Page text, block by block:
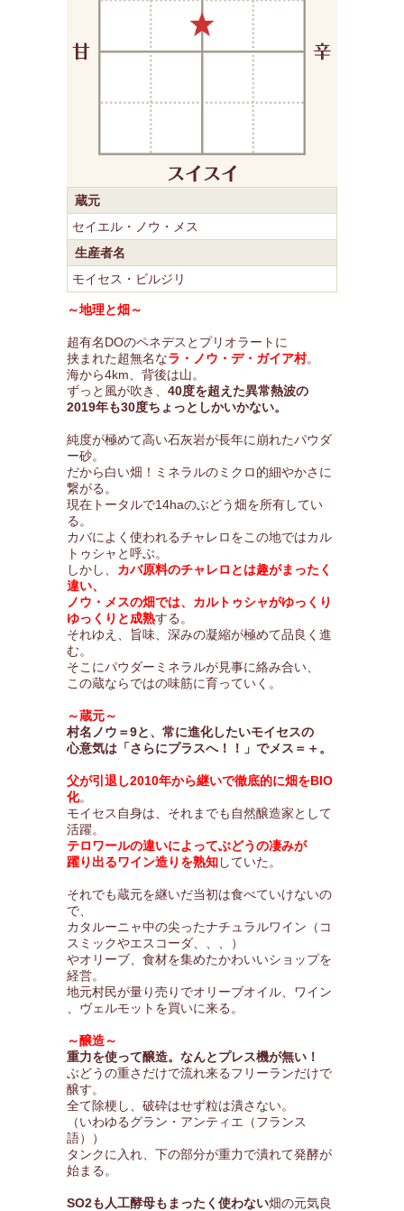
蔵元
セイエル・ノウ・メス
生産者名
モイセス・ビルジリ
～地理と畑～
超有名DOのペネデスとプリオラートに
挟まれた超無名なラ・ノウ・デ・ガイア村。
海から4km、背後は山。
ずっと風が吹き、 40度を超えた異常熱波の
2019年も30度ちょっとしかいかない。
純度が極めて高い石灰岩が長年に崩れたパウダ
ー砂。
だから白い畑！ミネラルのミクロ的細やかさに
繋がる。
現在トータルで14haのぶどう畑を所有してい
る。
カバによく使われるチャレロをこの地ではカル
トゥシャと呼ぶ。
しかし、 カバ原料のチャレロとは趣がまったく
違い、
ノウ・メスの畑では、カルトゥシャがゆっくり
ゆっくりと成熟する。
それゆえ、旨味、深みの凝縮が極めて品良く進
む。
そこにパウダーミネラルが見事に絡み合い、
この蔵ならではの味筋に育っていく。
～蔵元～
村名ノウ＝9と、常に進化したいモイセスの
心意気は「さらにプラスへ！！」でメス＝＋。
父が引退し2010年から継いで徹底的に畑をBIO
化。
モイセス自身は、それまでも自然醸造家として
活躍。
テロワールの違いによってぶどうの凄みが
躍り出るワイン造りを熟知していた。
それでも蔵元を継いだ当初は食べていけないの
で、
カタルーニャ中の尖ったナチュラルワイン（コ
スミックやエスコーダ、、、）
やオリーブ、食材を集めたかわいいショップを
経営。
地元村民が量り売りでオリーブオイル、ワイン
、ヴェルモットを買いに来る。
～醸造～
重力を使って醸造。なんとプレス機が無い！
ぶどうの重さだけで流れ来るフリーランだけで
醸す。
全て除梗し、破砕はせず粒は潰さない。
（いわゆるグラン・アンティエ（フランス
語））
タンクに入れ、下の部分が重力で潰れて発酵が
始まる。
SO2も人工酵母もまったく使わない畑の元気良